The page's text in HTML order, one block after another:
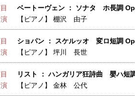
ベートーヴェン ： ソナタ ホ長調
【ピアノ】棚沢 由子
ショパン ： スケルッオ 変ロ短調
【ピアノ】坪川 長世
リスト ： ハンガリア狂詩曲 嬰ハ
【ピアノ】金林 公代